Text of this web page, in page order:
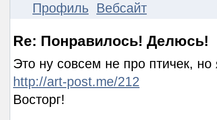
Профиль
Вебсайт
Re: Понравилось! Делюсь!
Это ну совсем не про птичек,
http://art-post.me/212
Восторг!